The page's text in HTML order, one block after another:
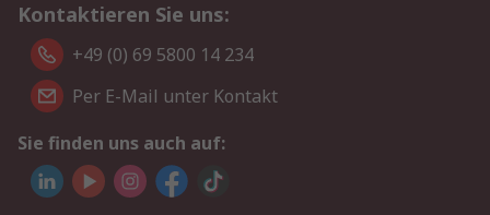
Kontaktieren Sie uns:
+49 (0) 69 5800 14 234
Per E-Mail unter Kontakt
Sie finden uns auch auf: